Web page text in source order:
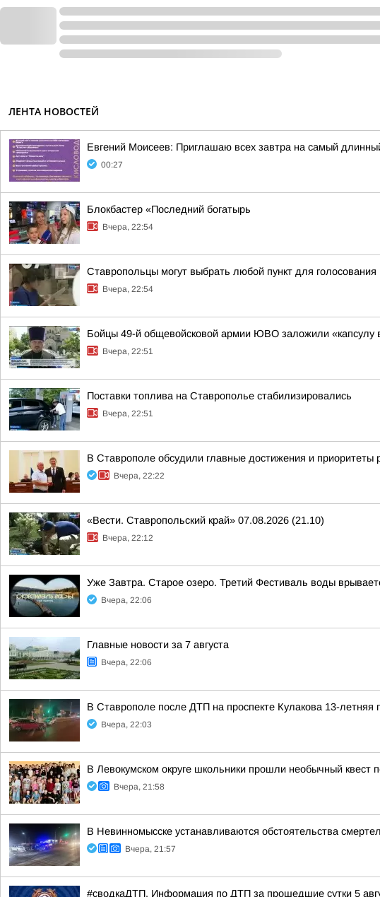
ЛЕНТА НОВОСТЕЙ
Евгений Моисеев: Приглашаю всех завтра на самый
00:27
Блокбастер «Последний богатырь
Вчера, 22:54
Ставропольцы могут выбрать любой пункт для голосования
Вчера, 22:54
Бойцы 49-й общевойсковой армии ЮВО заложили «капсулу
Вчера, 22:51
Поставки топлива на Ставрополье стабилизировались
Вчера, 22:51
В Ставрополе обсудили главные достижения и приоритеты
Вчера, 22:22
«Вести. Ставропольский край» 07.08.2026 (21.10)
Вчера, 22:12
Уже Завтра. Старое озеро. Третий Фестиваль воды
Вчера, 22:06
Главные новости за 7 августа
Вчера, 22:06
В Ставрополе после ДТП на проспекте Кулакова 13-летняя
Вчера, 22:03
В Левокумском округе школьники прошли необычный квест
Вчера, 21:58
В Невинномысске устанавливаются обстоятельства
Вчера, 21:57
#сводкаДТП. Информация по ДТП за прошедшие сутки 5